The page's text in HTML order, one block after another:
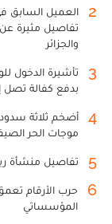
2
العميل السابق
تفاصيل مثيرة عن
والجزائر
3
بدفع كفالة تصل إلى 20 ألف
4
أضخم ثلاثة
موجات الحر
5 تفاصيل منشأة
6
حرب الأرقام
المؤسساتي